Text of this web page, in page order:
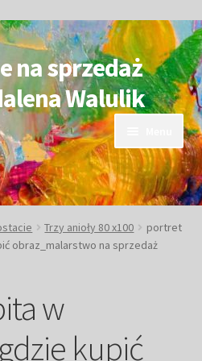
na sprzedaż
Walulik
Trzy anioły 80 x100
portret
obraz_malarstwo na sprzedaż
w
kupić